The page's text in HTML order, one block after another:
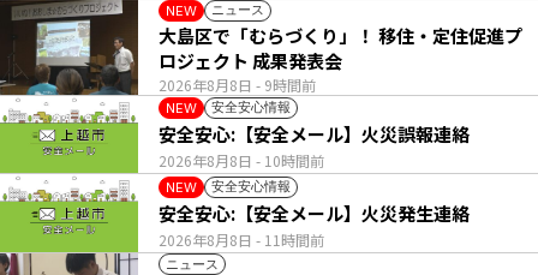
NEW ニュース
2026年8月8日 - 9時間前
大島区で「むらづくり」！ 移住・定住促進プ
ロジェクト 成果発表会
NEW 安全安心情報
2026年8月8日 - 10時間前
安全安心:【安全メール】火災誤報連絡
NEW 安全安心情報
2026年8月8日 - 11時間前
安全安心:【安全メール】火災発生連絡
ニュース